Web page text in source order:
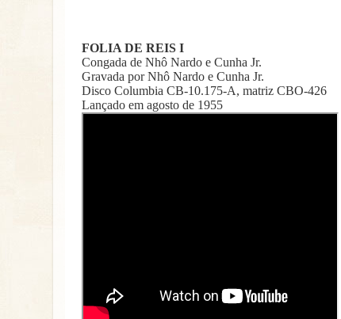
FOLIA DE REIS I
Congada de Nhô Nardo e Cunha Jr.
Gravada por Nhô Nardo e Cunha Jr.
Disco Columbia CB-10.175-A, matriz CBO-426
Lançado em agosto de 1955